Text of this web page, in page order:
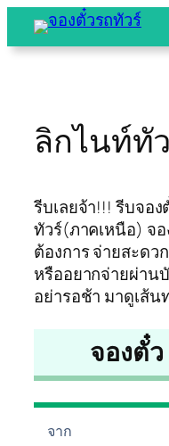
Skip
ลิกไนท์ทั
รีบเลยจ้า!!! รีบจอ
ทัวร์(ภาคเหนือ) จ
ต้องการ จ่ายสะดว
หรืออยากจ่ายผ่าน
อย่ารอช้า มาดูเส้น
จองตั๋